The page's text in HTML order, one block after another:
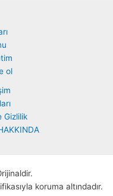
ol
Gizlilik
koruma altındadır.